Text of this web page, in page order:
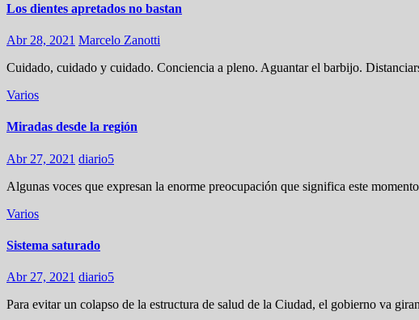
Los dientes apretados no bastan
Abr 28, 2021 Marcelo Zanotti
Cuidado, cuidado y cuidado. Conciencia a pleno. Aguantar el barbijo.
Varios
Miradas desde la región
Abr 27, 2021 diario5
Algunas voces que expresan la enorme preocupación que significa este
Varios
Sistema saturado
Abr 27, 2021 diario5
Para evitar un colapso de la estructura de salud de la Ciudad, el gobierno va